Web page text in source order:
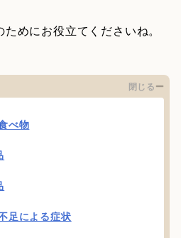
めにお役立てくださいね。
閉じる
べ物
足による症状